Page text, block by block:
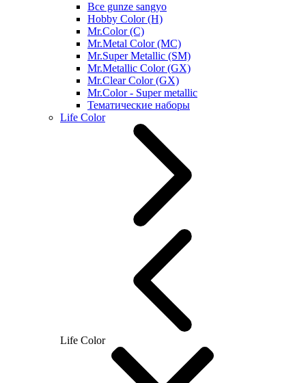
Все gunze sangyo
Hobby Color (H)
Mr.Color (C)
Mr.Metal Color (MC)
Mr.Super Metallic (SM)
Mr.Metallic Color (GX)
Mr.Clear Color (GX)
Mr.Color - Super metallic
Тематические наборы
Life Color
Life Color